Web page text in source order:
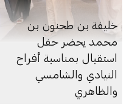
خليفة بن طحنون بن
محمد يحضر حفل
استقبال بمناسبة أفراح
النيادي والشامسي
والظاهري